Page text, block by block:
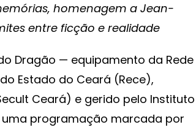
homenagem a Jean-
entre ficção e realidade
Dragão — equipamento da Rede
Estado do Ceará (Rece),
Ceará) e gerido pelo Instituto
programação marcada por